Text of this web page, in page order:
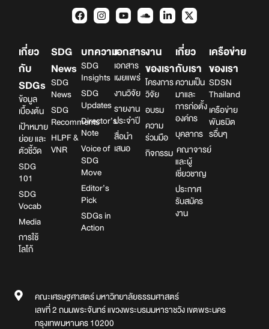
เกี่ยว
กับ
SDGs
ข้อมูล
เบื้องต้น
เป้าหมาย
ย่อย และ
ตัวชี้วัด
SDG
101
SDG
Vocab
Media
การใช้
โลโก้
SDG
News
SDG
News
SDG
Recomments
HLPF &
VNR
บทความ
SDG
Insights
SDG
Updates
Director’s
Note
Voice of
SDG
Move
Editor’s
Pick
SDGs in
Action
เอกสาร
เอกสาร
เผยแพร่
งานวิจัย
รายงาน
ประจำปี
สื่อนำ
เสนอ
งาน
ของเรา
โครงการ
วิจัย
อบรม
ความ
ร่วมมือ
กิจกรรม
เกี่ยว
กับเรา
ความเป็น
มาและ
การก่อตั้ง
องค์กร
บุคลากร
คณาจารย์
และผู้
เชี่ยวชาญ
ประกาศ
รับสมัคร
งาน
เครือข่าย
ของเรา
SDSN
Thailand
เครือข่าย
พันธมิต
รอื่นๆ
คณะเศรษฐศาสตร์ มหาวิทยาลัยธรรมศาสตร์
เลขที่ 2 ถนนพระจันทร์ แขวงพระบรมมหาราชวัง เขตพระนคร
กรุงเทพมหานคร 10200